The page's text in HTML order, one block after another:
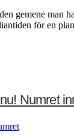
gemene man
för en
Numret